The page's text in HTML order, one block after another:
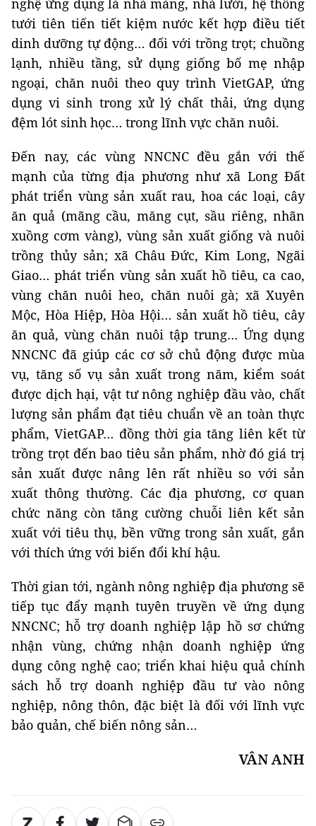
nghệ ứng dụng là nhà màng, nhà lưới, hệ thống
tưới tiên tiến tiết kiệm nước kết hợp điều tiết
dinh dưỡng tự động… đối với trồng trọt; chuồng
lạnh, nhiều tầng, sử dụng giống bố mẹ nhập
ngoại, chăn nuôi theo quy trình VietGAP, ứng
dụng vi sinh trong xử lý chất thải, ứng dụng
đệm lót sinh học… trong lĩnh vực chăn nuôi.
Đến nay, các vùng NNCNC đều gắn với thế
mạnh của từng địa phương như xã Long Đất
phát triển vùng sản xuất rau, hoa các loại, cây
ăn quả (mãng cầu, măng cụt, sầu riêng, nhãn
xuồng cơm vàng), vùng sản xuất giống và nuôi
trồng thủy sản; xã Châu Đức, Kim Long, Ngãi
Giao… phát triển vùng sản xuất hồ tiêu, ca cao,
vùng chăn nuôi heo, chăn nuôi gà; xã Xuyên
Mộc, Hòa Hiệp, Hòa Hội… sản xuất hồ tiêu, cây
ăn quả, vùng chăn nuôi tập trung… Ứng dụng
NNCNC đã giúp các cơ sở chủ động được mùa
vụ, tăng số vụ sản xuất trong năm, kiểm soát
được dịch hại, vật tư nông nghiệp đầu vào, chất
lượng sản phẩm đạt tiêu chuẩn về an toàn thực
phẩm, VietGAP… đồng thời gia tăng liên kết từ
trồng trọt đến bao tiêu sản phẩm, nhờ đó giá trị
sản xuất được nâng lên rất nhiều so với sản
xuất thông thường. Các địa phương, cơ quan
chức năng còn tăng cường chuỗi liên kết sản
xuất với tiêu thụ, bền vững trong sản xuất, gắn
với thích ứng với biến đổi khí hậu.
Thời gian tới, ngành nông nghiệp địa phương sẽ
tiếp tục đẩy mạnh tuyên truyền về ứng dụng
NNCNC; hỗ trợ doanh nghiệp lập hồ sơ chứng
nhận vùng, chứng nhận doanh nghiệp ứng
dụng công nghệ cao; triển khai hiệu quả chính
sách hỗ trợ doanh nghiệp đầu tư vào nông
nghiệp, nông thôn, đặc biệt là đối với lĩnh vực
bảo quản, chế biến nông sản…
VÂN ANH